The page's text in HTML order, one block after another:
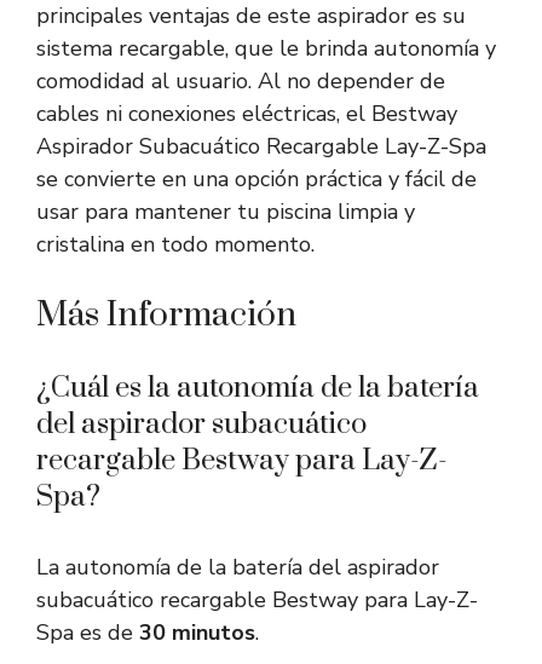
principales ventajas de este aspirador es su
sistema recargable, que le brinda autonomía y
comodidad al usuario. Al no depender de
cables ni conexiones eléctricas, el Bestway
Aspirador Subacuático Recargable Lay-Z-Spa
se convierte en una opción práctica y fácil de
usar para mantener tu piscina limpia y
cristalina en todo momento.
Más Información
¿Cuál es la autonomía de la batería
del aspirador subacuático
recargable Bestway para Lay-Z-
Spa?
La autonomía de la batería del aspirador
subacuático recargable Bestway para Lay-Z-
Spa es de 30 minutos.